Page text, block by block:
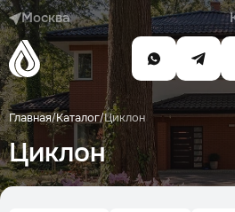
Москва
Главная/Каталог/Циклон
Циклон